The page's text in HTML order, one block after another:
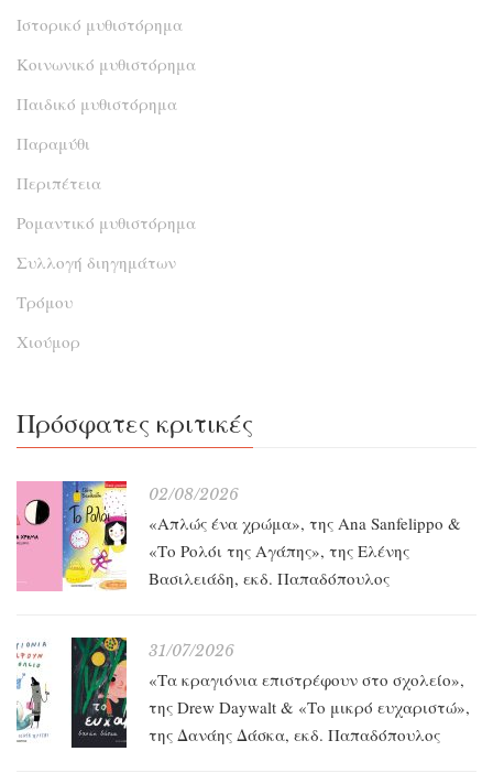
Ιστορικό μυθιστόρημα
Κοινωνικό μυθιστόρημα
Παιδικό μυθιστόρημα
Παραμύθι
Περιπέτεια
Ρομαντικό μυθιστόρημα
Συλλογή διηγημάτων
Τρόμου
Χιούμορ
Πρόσφατες κριτικές
02/08/2026
«Απλώς ένα χρώμα», της Ana Sanfelippo &
«Το Ρολόι της Αγάπης», της Ελένης
Βασιλειάδη, εκδ. Παπαδόπουλος
31/07/2026
«Τα κραγιόνια επιστρέφουν στο σχολείο»,
της Drew Daywalt & «Το μικρό ευχαριστώ»,
της Δανάης Δάσκα, εκδ. Παπαδόπουλος